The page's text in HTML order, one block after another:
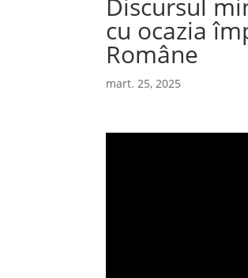
Discursul
cu ocazia
Române
mart. 25, 2025